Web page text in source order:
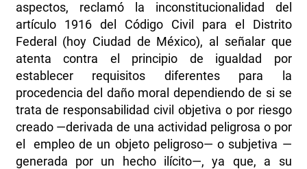
aspectos, reclamó la inconstitucionalidad del
artículo 1916 del Código Civil para el Distrito
Federal (hoy Ciudad de México), al señalar que
atenta contra el principio de igualdad por
establecer requisitos diferentes para la
procedencia del daño moral dependiendo de si se
trata de responsabilidad civil objetiva o por riesgo
creado —derivada de una actividad peligrosa o por
el empleo de un objeto peligroso— o subjetiva —
generada por un hecho ilícito—, ya que, a su